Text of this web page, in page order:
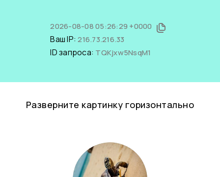
2026-08-08 05:26:29 +0000
Ваш IP:216.73.216.33
ID запроса: TQKjxw5NsqM1
Разверните картинку горизонтально